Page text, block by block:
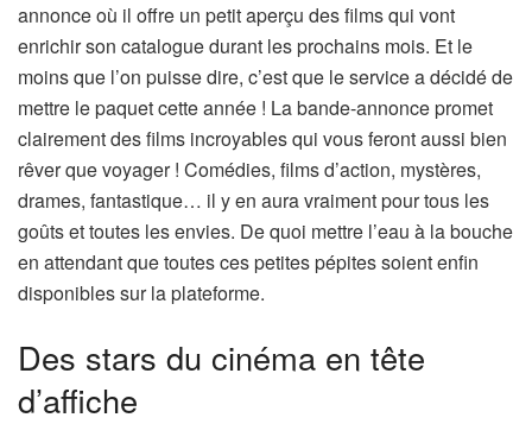
annonce où il offre un petit aperçu des films qui vont
enrichir son catalogue durant les prochains mois. Et le
moins que l’on puisse dire, c’est que le service a décidé de
mettre le paquet cette année ! La bande-annonce promet
clairement des films incroyables qui vous feront aussi bien
rêver que voyager ! Comédies, films d’action, mystères,
drames, fantastique… il y en aura vraiment pour tous les
goûts et toutes les envies. De quoi mettre l’eau à la bouche
en attendant que toutes ces petites pépites soient enfin
disponibles sur la plateforme.
Des stars du cinéma en tête
d’affiche